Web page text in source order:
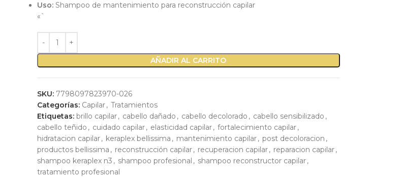
Uso:Shampoo de mantenimiento para reconstrucción capilar
«`
AÑADIR AL CARRITO
SKU: 7798097823970-026
Categorías: Capilar, Tratamientos
Etiquetas: brillo capilar, cabello dañado , cabello decolorado , cabello sensibilizado ,
cabello teñido , cuidado capilar, elasticidad capilar, fortalecimiento capilar,
hidratacion capilar, keraplex bellissima , mantenimiento capilar, post decoloracion ,
productos bellissima , reconstrucción capilar, recuperacion capilar, reparacion capilar,
shampoo keraplex n3 , shampoo profesional , shampoo reconstructor capilar,
tratamiento profesional